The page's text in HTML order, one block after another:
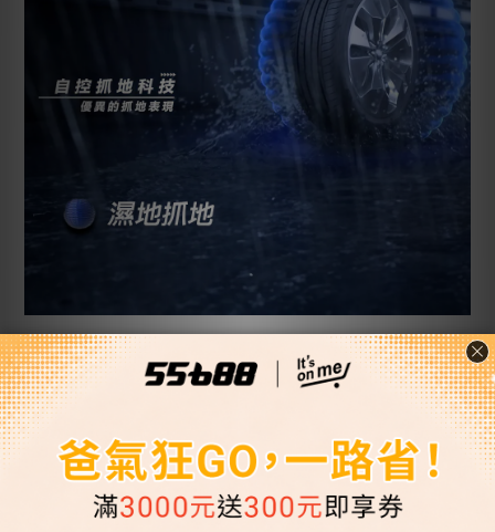
55688保修 GOODYEAR旗艦店
安心五顧服務